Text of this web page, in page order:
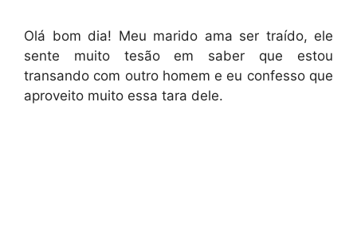
Olá bom dia! Meu marido ama ser traído, ele
sente muito tesão em saber que estou
transando com outro homem e eu confesso que
aproveito muito essa tara dele.